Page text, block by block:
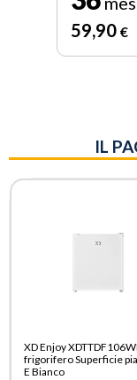
59,90 €
IL
XD Enjoy
frigorifero Superficie
E Bianco